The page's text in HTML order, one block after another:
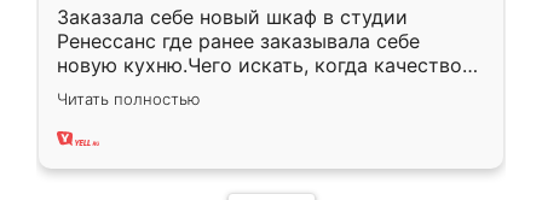
Заказала себе новый шкаф в студии
Ренессанс где ранее заказывала себе
новую кухню.Чего искать, когда качеством
вполне довольна. Служит кухня уже почти
два года, нареканий нет.
Читать полностью